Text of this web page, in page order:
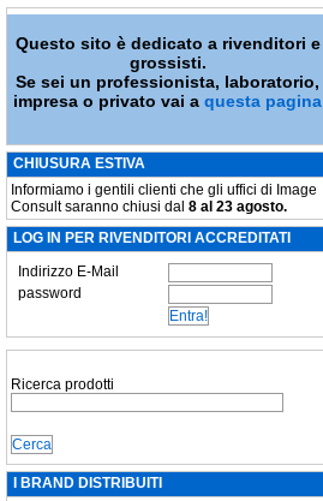
Questo sito è dedicato a rivenditori e
grossisti.
Se sei un professionista, laboratorio,
impresa o privato vai aquesta pagina
CHIUSURA ESTIVA
Informiamo i gentili clienti che gli uffici di Image
Consult saranno chiusi dal 8 al 23 agosto.
LOG IN PER RIVENDITORI ACCREDITATI
Indirizzo E-Mail
password
Ricerca prodotti
I BRAND DISTRIBUITI